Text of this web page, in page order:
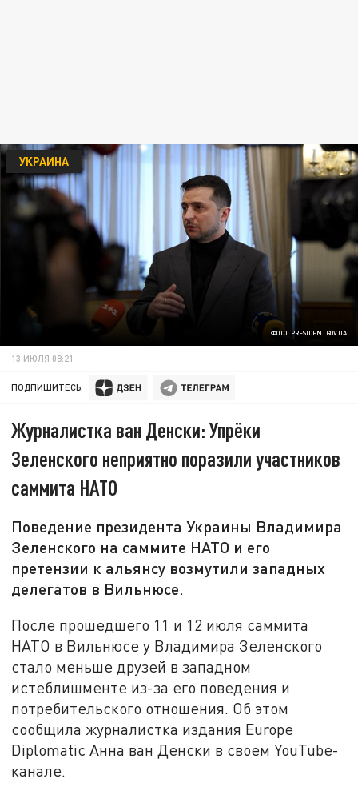
ФОТО: PRESIDENT.GOV.UA
УКРАИНА
13 ИЮЛЯ 08:21
ПОДПИШИТЕСЬ:
Журналистка ван Денски: Упрёки
Зеленского неприятно поразили участников
саммита НАТО
Поведение президента Украины Владимира
Зеленского на саммите НАТО и его
претензии к альянсу возмутили западных
делегатов в Вильнюсе.
После прошедшего 11 и 12 июля саммита
НАТО в Вильнюсе у Владимира Зеленского
стало меньше друзей в западном
истеблишменте из-за его поведения и
потребительского отношения. Об этом
сообщила журналистка издания Europe
Diplomatic Анна ван Денски в своем YouTube-
канале.